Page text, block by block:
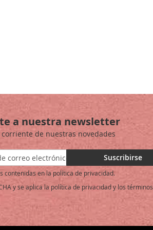
a nuestra newsletter
de nuestras novedades
Suscribirse
contenidas en la política de privacidad.
y se aplica la política de privacidady los